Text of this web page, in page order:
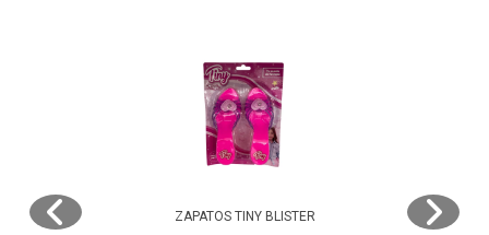
ZAPATOS TINY BLISTER